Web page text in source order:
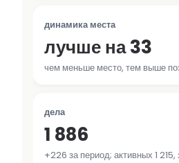
динамика места
лучше на 33
чем меньше место, тем выше
дела
1 886
+226 за период; активных 1